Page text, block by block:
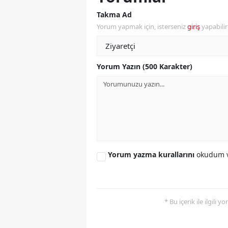
Takma Ad
Yorum yapmak için, istersenizgiriş
Yorum Yazın (500 Karakter)
Yorum yazma kurallarını okudum
* Bu içerik ile ilgili